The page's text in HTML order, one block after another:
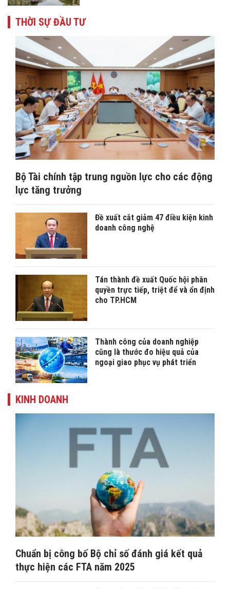
THỜI SỰ ĐẦU TƯ
Bộ Tài chính tập trung nguồn lực cho các động
lực tăng trưởng
​Đề xuất cắt giảm 47 điều kiện kinh
doanh công nghệ
Tán thành đề xuất Quốc hội phân
quyền trực tiếp, triệt để và ổn định
cho TP.HCM
Thành công của doanh nghiệp
cũng là thước đo hiệu quả của
ngoại giao phục vụ phát triển
KINH DOANH
Chuẩn bị công bố Bộ chỉ số đánh giá kết quả
thực hiện các FTA năm 2025